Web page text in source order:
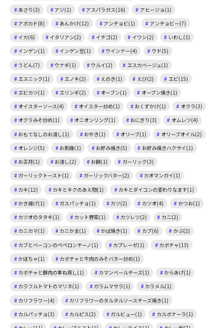
あさり(3)
アジ(1) アスパラガス(16)
アヒージョ(1)
アボカド(8)
あんかけ(12) アンチョビ(1)
アンチョビー(7)
イカ(6)
イタリアン(2) イチゴ(2) イワシ(2)
いわし(1)
インゲン(1)
インゲン豆(1) ウインナー(4)
ウド(5)
うどん(7)
ウナギ(1) ウルイ(2)
エスカベージュ(1)
エスニック(1)
エノキ(2) えのき(1) えび(2)
エビ(15)
エビカツ(1)
エリンギ(2) オーブン(1)
オーブン焼き(1)
オイスターソース(4)
オイスター炒め(1) おくずかけ(1)
オクラ(3)
オクラみそ炒め(1)
オニオンリング(1) おにぎり(3)
オムレツ(4)
おもてなしのお浸し(1)
おやき(1) オリーブ(1)
オリーブオイル(2)
オレンジ(5)
お刺身(1) お好み焼き(5)
お好み焼きハクサイ(1)
お正月(1)
お浸し(2) お餅(1)
ガーリック(3)
ガーリックトースト(1)
ガーリックバター(2)
カオマンガイ(1)
カキ(12)
カキとキクのあえ物(1)
カキとダイコンの変わりなます(1)
かき揚げ(1)
ガスパッチョ(1) カツ(2) カツオ(4)
かつお(1)
カツオのタタキ(1)
カット野菜(1) カツレツ(2)
カニ(2)
カニカマ(1)
カニかま(1) かば焼き(1) カブ(6)
かぶ(2)
カブとベーコンのペペロンチーノ(1)
カプレーゼ(1)
カボチャ(13)
かぼちゃ(1)
カボチャと牛肉のみそバター炒め(1)
カボチャと豚肉の重ね蒸し(1)
カマンベールチーズ(1)
からあげ(1)
カラフルトマトのマリネ(1)
ガラムマサラ(1)
カラメル(1)
カリフラワー(4)
カリフラワーのタルタルソースチーズ焼き(1)
カルパッチョ(3)
カルピス(2) ガルビュー(1)
カルボナーラ(1)